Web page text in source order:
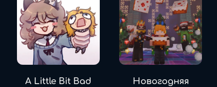
A Little Bit Bad Новогодняя